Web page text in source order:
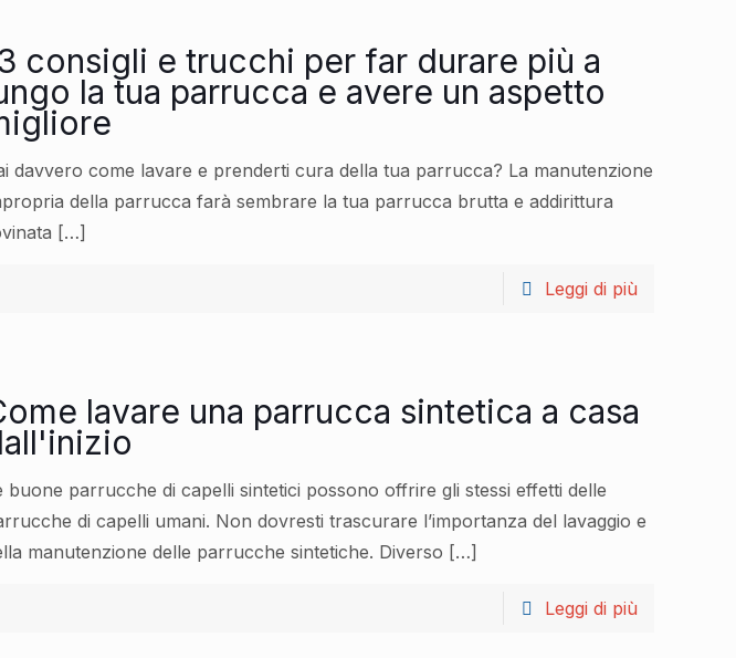
consigli e trucchi per far durare più a
la tua parrucca e avere un aspetto
davvero come lavare e prenderti cura della tua parrucca? La manutenzione
della parrucca farà sembrare la tua parrucca brutta e addirittura
[…]
Leggi di più
lavare una parrucca sintetica a casa
buone parrucche di capelli sintetici possono offrire gli stessi effetti delle
di capelli umani. Non dovresti trascurare l’importanza del lavaggio e
manutenzione delle parrucche sintetiche. Diverso […]
Leggi di più